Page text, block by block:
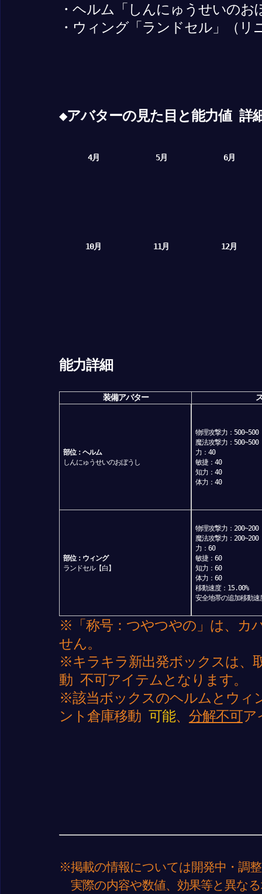
・ヘルム「しんにゅうせいのお
・ウィング「ランドセル」（リ
◆アバターの見た目と能力値 詳
4月 5月 6月
10月 11月 12月
能力詳細
装備アバター
部位：ヘルム
しんにゅうせいのおぼうし
物理攻撃力：500~500
魔法攻撃力：500~500
力：40
敏捷：40
知力：40
体力：40
部位：ウィング
ランドセル【白】
物理攻撃力：200~200
魔法攻撃力：200~200
力：60
敏捷：60
知力：60
体力：60
移動速度：15.00%
安全地帯の追加移動速
※「称号：つやつやの」は、カ
せん。
※キラキラ新出発ボックスは
動 不可アイテムとなります。
※該当ボックスのヘルムとウ
ント倉庫移動 可能、 分解不可ア
※掲載の情報については開発中・調
実際の内容や数値、効果等と異な